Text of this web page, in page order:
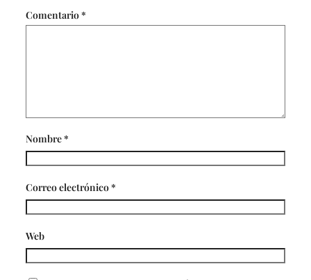
Comentario*
Nombre*
Correo electrónico*
Web